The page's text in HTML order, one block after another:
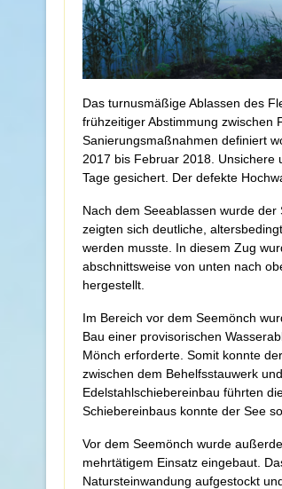
Das turnusmäßige Ablassen des
frühzeitiger Abstimmung zwischen
Sanierungsmaßnahmen definiert
2017 bis Februar 2018.
Tage gesichert. Der defekte
Nach dem Seeablassen wurde
zeigten sich deutliche,
werden musste. In diesem Zug
abschnittsweise von unten nach
hergestellt.
Im Bereich vor dem Seemönch
Bau einer provisorischen
Mönch erforderte. Somit konnte
zwischen dem Behelfsstauwerk
Edelstahlschiebereinbau führten
Schiebereinbaus konnte der See
Vor dem Seemönch wurde
mehrtätigem Einsatz eingebaut.
Natursteinwandung aufgestockt